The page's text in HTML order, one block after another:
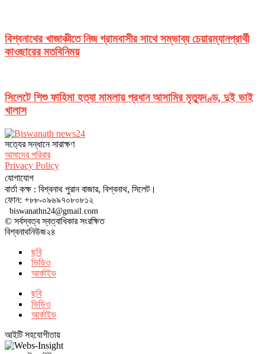
বিশ্বনাথের খাজাঞ্চীতে নিজ গ্রামবাসীর সাথে সম্ভাব্য চেয়ারম্যানপ্রার্থী
কাওছারের মতবিনিময়
সিলেটে শিশু ফাহিমা হত্যা মামলায় প্রধান আসামির মৃত্যুদণ্ড, দুই ভাই
খালাস
সত‌্যের সন্ধানে সারাক্ষণ
আমাদের পরিবার
Privacy Policy
যোগাযোগ
বার্তা কক্ষ : বিশ্বনাথ পুরান বাজার, বিশ্বনাথ, সিলেট।
ফোন: +৮৮-০৯৬৯৭০৮০৮১২
biswanathn24@gmail.com
© সর্বস্বত্ব স্বত্বাধিকার সংরক্ষিত
বিশ্বনাথনিউজ২৪
ছবি
ভিডিও
আর্কাইভ
ছবি
ভিডিও
আর্কাইভ
আইটি সহযোগীতায়